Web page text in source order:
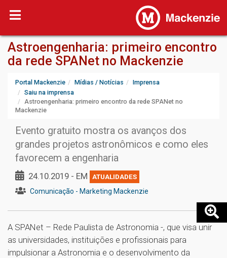
Astroengenharia: primeiro encontro
da rede SPANet no Mackenzie
Portal Mackenzie Mídias / Notícias
Imprensa
Saiu na imprensa
Astroengenharia: primeiro encontro da rede SPANet no
Mackenzie
Evento gratuito mostra os avanços dos
grandes projetos astronômicos e como eles
favorecem a engenharia
24.10.2019 - EM ATUALIDADES
Comunicação - Marketing Mackenzie
A SPANet – Rede Paulista de Astronomia -, que visa unir
as universidades, instituições e profissionais para
impulsionar a Astronomia e o desenvolvimento da